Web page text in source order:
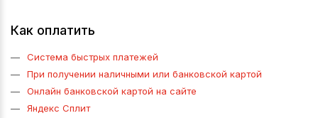
Как оплатить
Система быстрых платежей
При получении наличными или банковской картой
Онлайн банковской картой на сайте
Яндекс Сплит